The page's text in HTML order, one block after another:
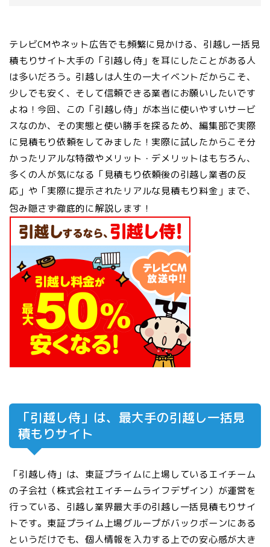
テレビCMやネット広告でも頻繁に見かける、引越し一括見
積もりサイト大手の「引越し侍」を耳にしたことがある人
は多いだろう。引越しは人生の一大イベントだからこそ、
少しでも安く、そして信頼できる業者にお願いしたいです
よね！今回、この「引越し侍」が本当に使いやすいサービ
スなのか、その実態と使い勝手を探るため、編集部で実際
に見積もり依頼をしてみました！実際に試したからこそ分
かったリアルな特徴やメリット・デメリットはもちろん、
多くの人が気になる「見積もり依頼後の引越し業者の反
応」や「実際に提示されたリアルな見積もり料金」まで、
包み隠さず徹底的に解説します！
「引越し侍」は、最大手の引越し一括見
積もりサイト
「引越し侍」は、東証プライムに上場しているエイチーム
の子会社（株式会社エイチームライフデザイン）が運営を
行っている、引越し業界最大手の引越し一括見積もりサイ
トです。東証プライム上場グループがバックボーンにある
というだけでも、個人情報を入力する上での安心感が大き